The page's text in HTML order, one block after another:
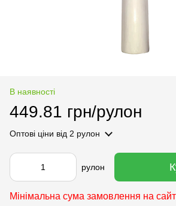
В наявності
449.81 грн/рулон
Оптові ціни від 2 рулон
рулон
Мінімальна сума замовлення на